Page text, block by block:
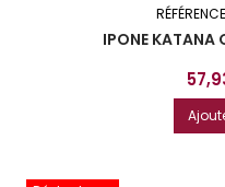
IPONE KATANA
Prix